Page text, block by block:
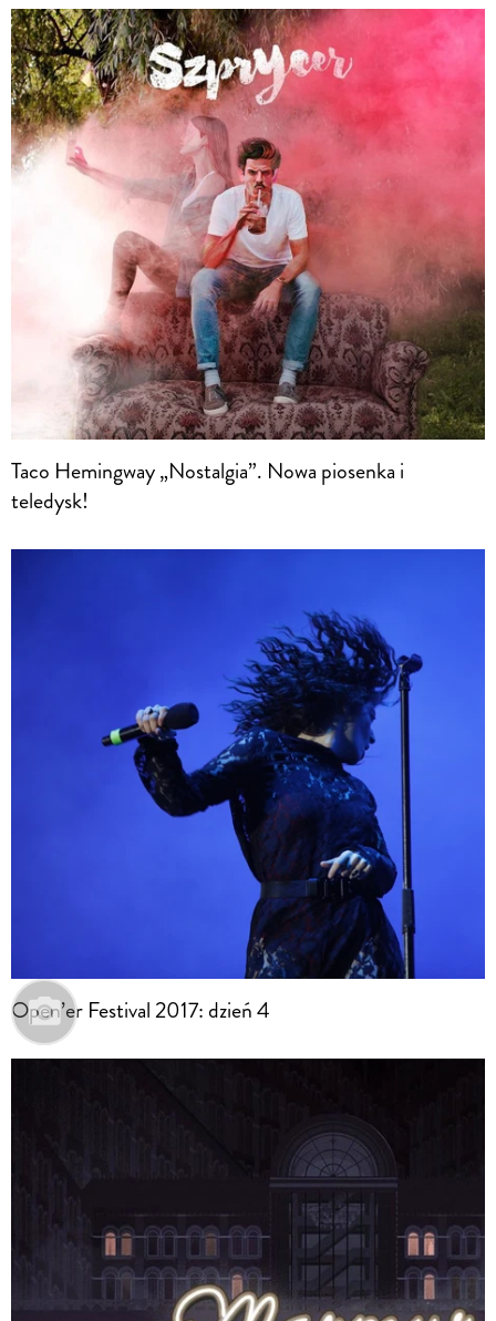
Taco Hemingway „Nostalgia”. Nowa piosenka i
teledysk!
Open’er Festival 2017: dzień 4